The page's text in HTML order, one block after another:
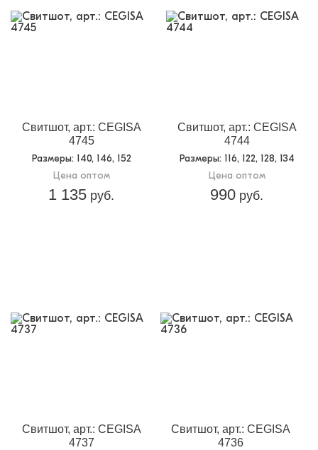
Свитшот, арт.: CEGISA
4745
Размеры: 140, 146, 152
Цена оптом
1 135 руб.
Свитшот, арт.: CEGISA
4744
Размеры: 116, 122, 128, 134
Цена оптом
990 руб.
Свитшот, арт.: CEGISA
4737
Свитшот, арт.: CEGISA
4736